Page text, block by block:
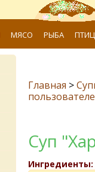
МЯСО РЫБА
Главная >
Суп
Ингредиенты: